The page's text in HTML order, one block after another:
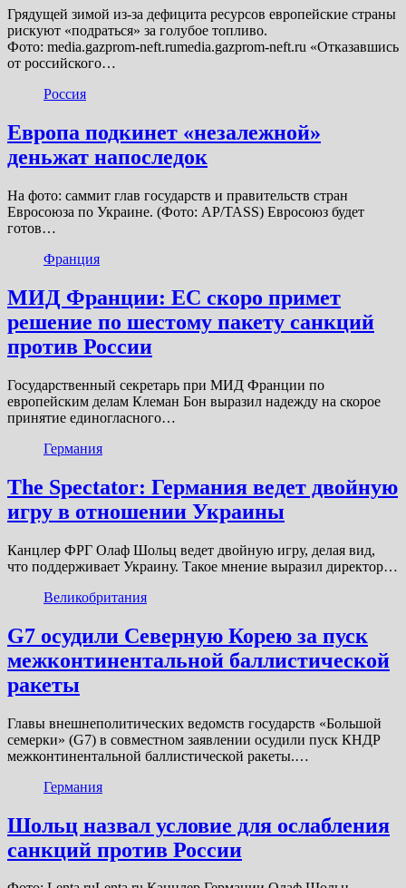
Грядущей зимой из-за дефицита ресурсов европейские страны
рискуют «подраться» за голубое топливо.
Фото: media.gazprom-neft.rumedia.gazprom-neft.ru «Отказавшись
от российского…
Россия
Европа подкинет «незалежной»
деньжат напоследок
На фото: саммит глав государств и правительств стран
Евросоюза по Украине. (Фото: AP/TASS) Евросоюз будет
готов…
Франция
МИД Франции: ЕС скоро примет
решение по шестому пакету санкций
против России
Государственный секретарь при МИД Франции по
европейским делам Клеман Бон выразил надежду на скорое
принятие единогласного…
Германия
The Spectator: Германия ведет двойную
игру в отношении Украины
Канцлер ФРГ Олаф Шольц ведет двойную игру, делая вид,
что поддерживает Украину. Такое мнение выразил директор…
Великобритания
G7 осудили Северную Корею за пуск
межконтинентальной баллистической
ракеты
Главы внешнеполитических ведомств государств «Большой
семерки» (G7) в совместном заявлении осудили пуск КНДР
межконтинентальной баллистической ракеты.…
Германия
Шольц назвал условие для ослабления
санкций против России